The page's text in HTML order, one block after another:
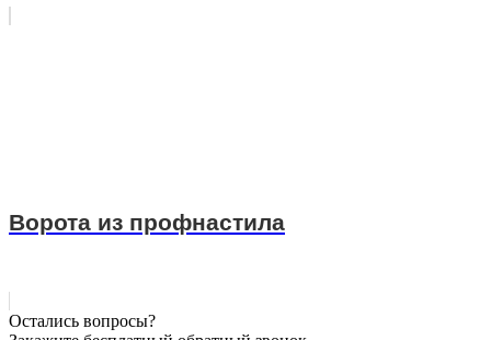
Ворота из профнастила
Остались вопросы?